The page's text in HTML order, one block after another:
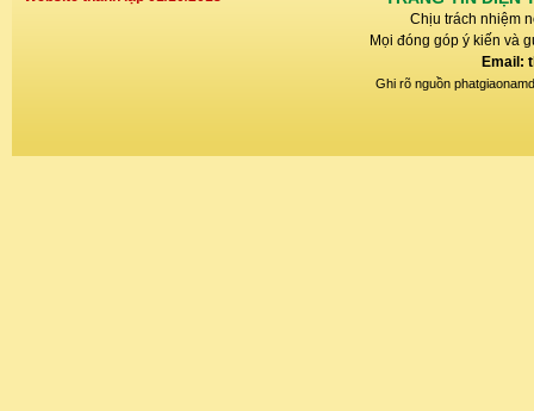
Chịu trách nhiệm
Mọi đóng góp ý kiến và
Email:
Ghi rõ nguồn